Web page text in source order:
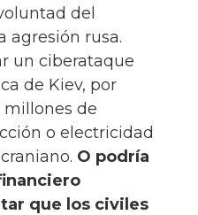
del
agresión rusa.
un ciberataque
de Kiev, por
de
o electricidad
O podría
que los civiles